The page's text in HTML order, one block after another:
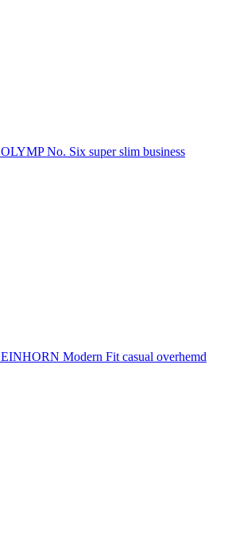
OLYMP No. Six super slim business
EINHORN Modern Fit casual overhemd